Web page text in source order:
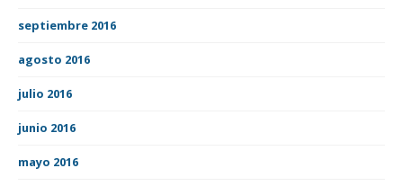
septiembre 2016
agosto 2016
julio 2016
junio 2016
mayo 2016